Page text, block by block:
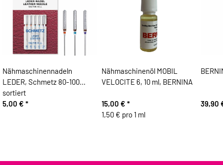
Nähmaschinennadeln
LEDER, Schmetz 80-100
sortiert
5,00 € *
Nähmaschinenöl MOBIL
VELOCITE 6, 10 ml, BERNINA
15,00 € *
1,50 € pro 1 ml
39,90